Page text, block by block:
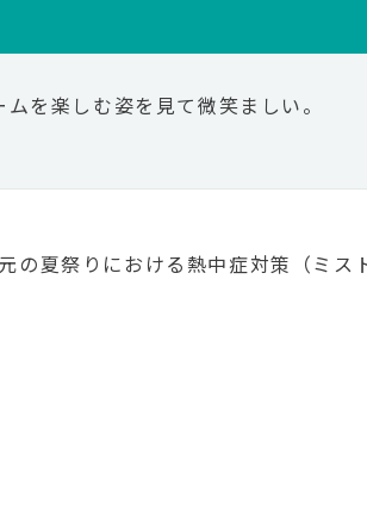
を楽しむ姿を見て微笑ましい。
の夏祭りにおける熱中症対策（ミス